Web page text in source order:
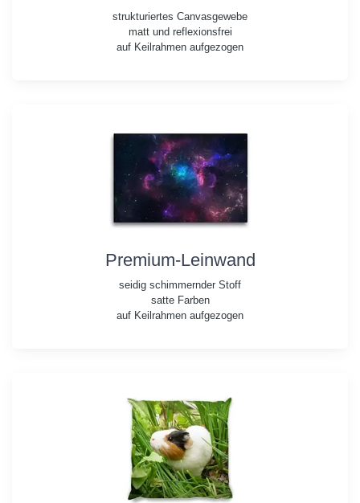
strukturiertes Canvasgewebe
matt und reflexionsfrei
auf Keilrahmen aufgezogen
Premium-Leinwand
seidig schimmernder Stoff
satte Farben
auf Keilrahmen aufgezogen